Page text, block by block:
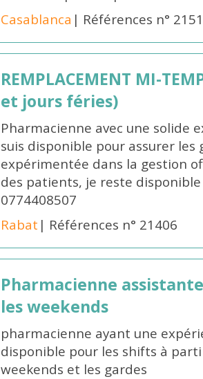
Casablanca | Références n°
REMPLACEMENT MI-
et jours féries)
Pharmacienne avec une solide
suis disponible pour assurer les
expérimentée dans la gestion
des patients, je reste
0774408507
Rabat | Références n° 21406
Pharmacienne
les weekends
pharmacienne ayant une
disponible pour les shifts à
weekends et les gardes